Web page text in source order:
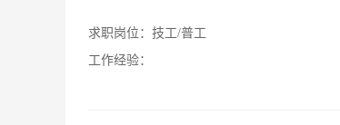
求职岗位： 技工/普工
工作经验：